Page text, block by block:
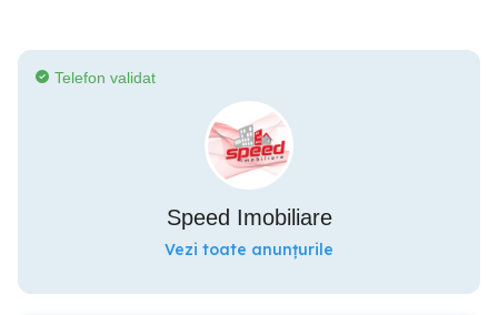
Telefon validat
Speed Imobiliare
Vezi toate anunțurile